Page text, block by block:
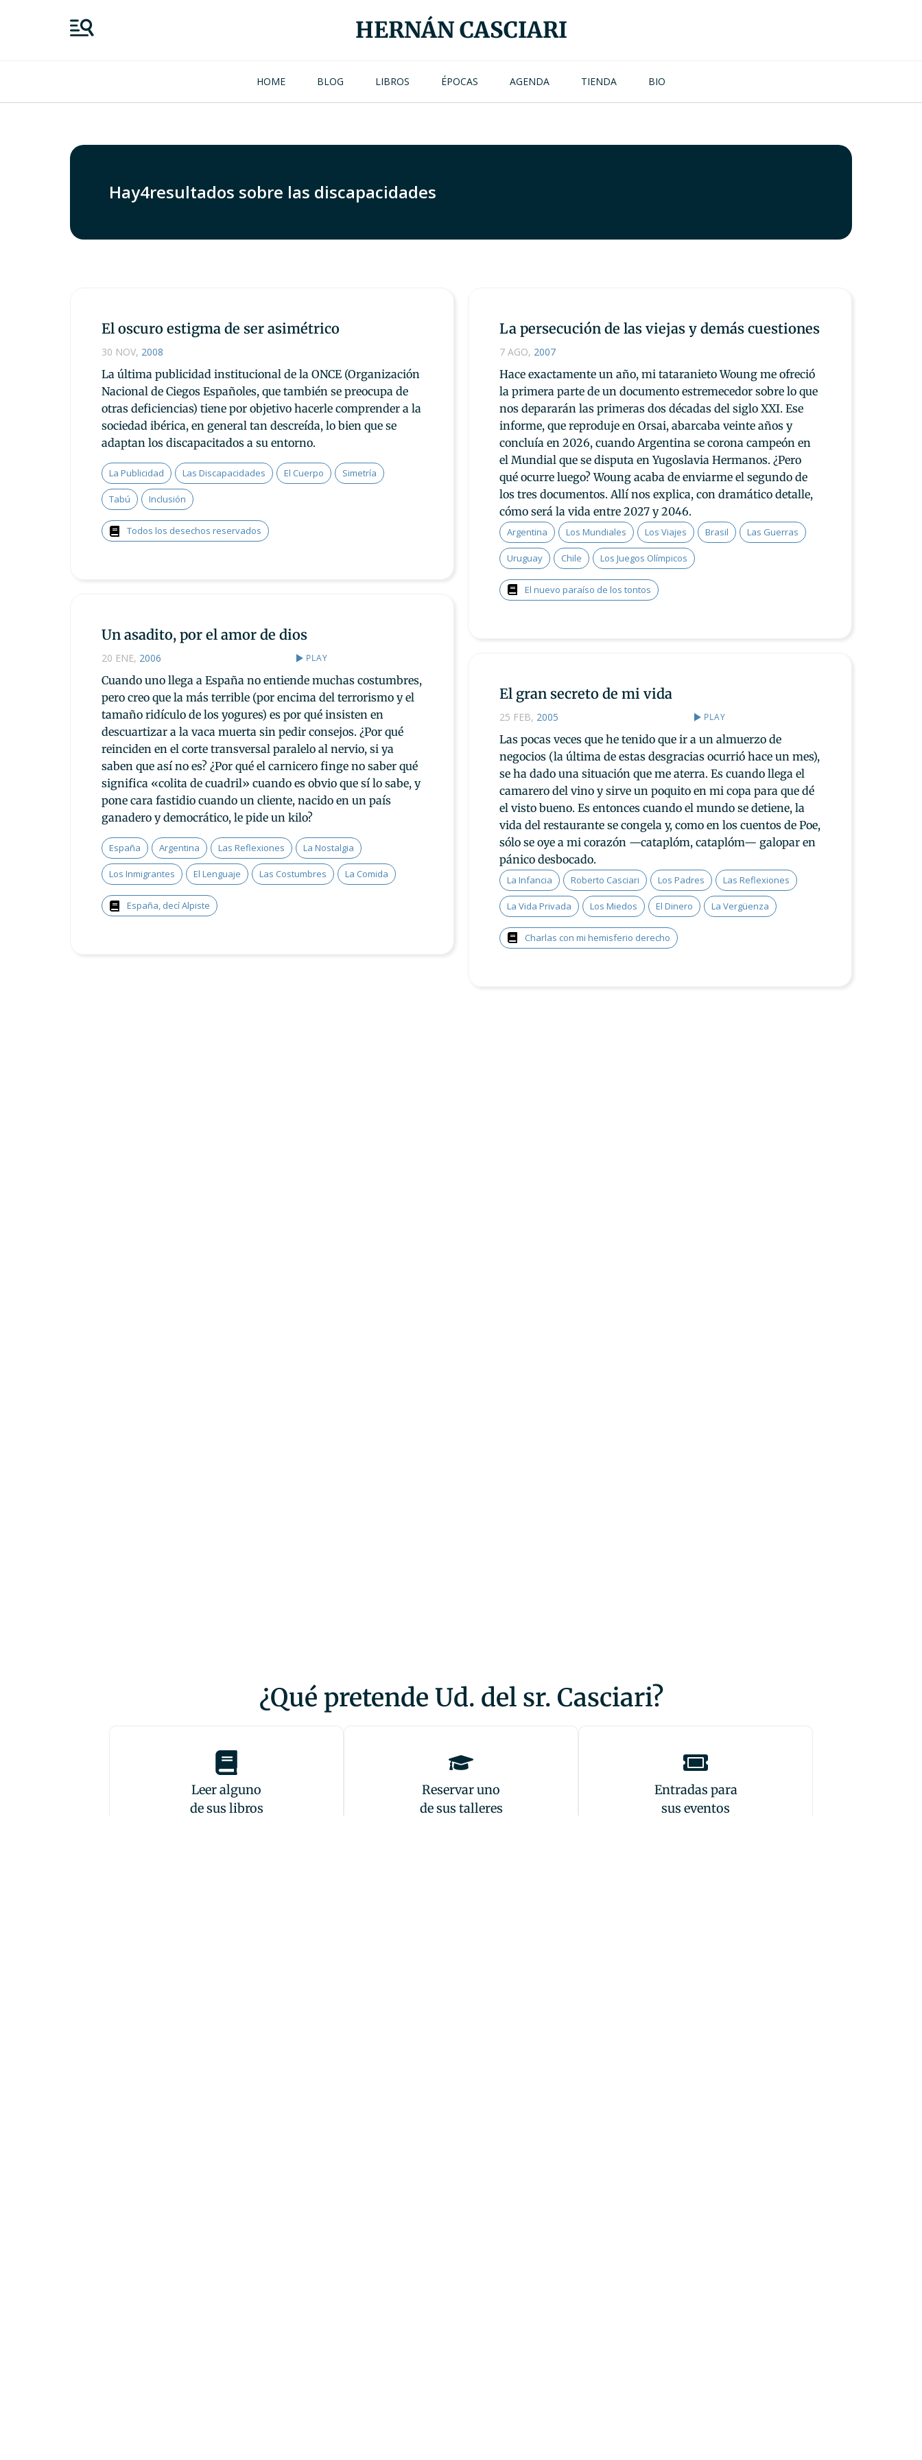
HERNÁN CASCIARI
HOME BLOG LIBROS ÉPOCAS AGENDA TIENDA BIO
Hay4resultados sobre las discapacidades
El oscuro estigma de ser asimétrico
30 NOV, 2008
La última publicidad institucional de la ONCE (Organización
Nacional de Ciegos Españoles, que también se preocupa de
otras deficiencias) tiene por objetivo hacerle comprender a la
sociedad ibérica, en general tan descreída, lo bien que se
adaptan los discapacitados a su entorno.
La Publicidad Las Discapacidades El Cuerpo Simetría
Tabú Inclusión
Todos los desechos reservados
La persecución de las viejas y demás cuestiones
7 AGO, 2007
Hace exactamente un año, mi tataranieto Woung me ofreció
la primera parte de un documento estremecedor sobre lo que
nos depararán las primeras dos décadas del siglo XXI. Ese
informe, que reproduje en Orsai, abarcaba veinte años y
concluía en 2026, cuando Argentina se corona campeón en
el Mundial que se disputa en Yugoslavia Hermanos. ¿Pero
qué ocurre luego? Woung acaba de enviarme el segundo de
los tres documentos. Allí nos explica, con dramático detalle,
cómo será la vida entre 2027 y 2046.
Argentina Los Mundiales Los Viajes Brasil Las Guerras
Uruguay Chile Los Juegos Olímpicos
El nuevo paraíso de los tontos
Un asadito, por el amor de dios
20 ENE, 2006 PLAY
Cuando uno llega a España no entiende muchas costumbres,
pero creo que la más terrible (por encima del terrorismo y el
tamaño ridículo de los yogures) es por qué insisten en
descuartizar a la vaca muerta sin pedir consejos. ¿Por qué
reinciden en el corte transversal paralelo al nervio, si ya
saben que así no es? ¿Por qué el carnicero finge no saber qué
significa «colita de cuadril» cuando es obvio que sí lo sabe, y
pone cara fastidio cuando un cliente, nacido en un país
ganadero y democrático, le pide un kilo?
España Argentina Las Reflexiones La Nostalgia
Los Inmigrantes El Lenguaje Las Costumbres La Comida
España, decí Alpiste
El gran secreto de mi vida
25 FEB, 2005 PLAY
Las pocas veces que he tenido que ir a un almuerzo de
negocios (la última de estas desgracias ocurrió hace un mes),
se ha dado una situación que me aterra. Es cuando llega el
camarero del vino y sirve un poquito en mi copa para que dé
el visto bueno. Es entonces cuando el mundo se detiene, la
vida del restaurante se congela y, como en los cuentos de Poe,
sólo se oye a mi corazón —cataplóm, cataplóm— galopar en
pánico desbocado.
La Infancia Roberto Casciari Los Padres Las Reflexiones
La Vida Privada Los Miedos El Dinero La Vergüenza
Charlas con mi hemisferio derecho
¿Qué pretende Ud. del sr. Casciari?
Leer alguno
de sus libros
Reservar uno
de sus talleres
Entradas para
sus eventos